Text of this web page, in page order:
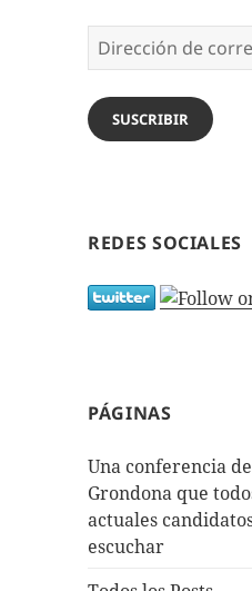
Dirección
de
correo
electrónico
SUSCRIBIR
REDES SOCIALES
PÁGINAS
Una conferencia
Grondona que
actuales
escuchar